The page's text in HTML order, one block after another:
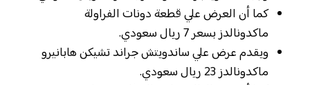
كما أن العرض علي قطعة دونات الفراولة
ماكدونالدز بسعر 7 ريال سعودي.
ويقدم عرض علي ساندويتش جراند تشيكن هابانيرو
ماكدونالدز 23 ريال سعودي.